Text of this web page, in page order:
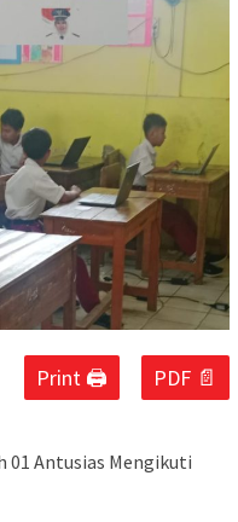
Print 🖨 PDF 📄
01 Antusias Mengikuti